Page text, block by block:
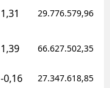
1,31 29.776.579,96
1,39 66.627.502,35
-0,16 27.347.618,85